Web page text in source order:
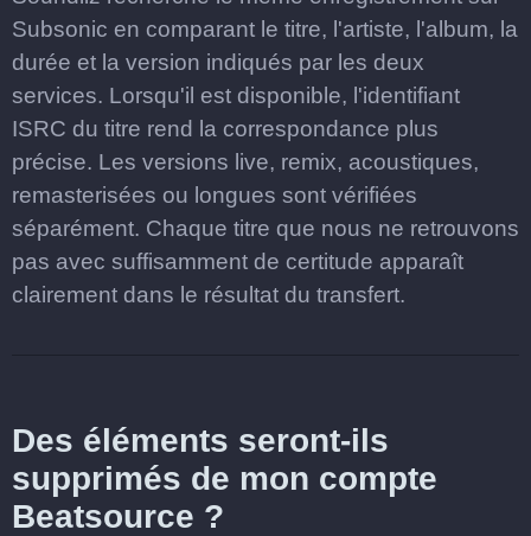
Subsonic en comparant le titre, l'artiste, l'album, la
durée et la version indiqués par les deux
services. Lorsqu'il est disponible, l'identifiant
ISRC du titre rend la correspondance plus
précise. Les versions live, remix, acoustiques,
remasterisées ou longues sont vérifiées
séparément. Chaque titre que nous ne retrouvons
pas avec suffisamment de certitude apparaît
clairement dans le résultat du transfert.
Des éléments seront-ils
supprimés de mon compte
Beatsource ?